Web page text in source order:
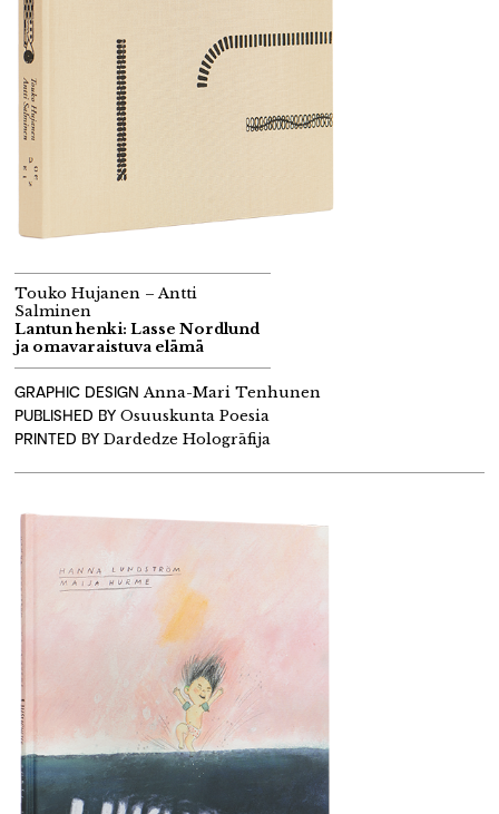
Touko Hujanen – Antti
Salminen
Lantun henki: Lasse Nordlund
ja omavaraistuva elämä
GRAPHIC DESIGN Anna-Mari Tenhunen
PUBLISHED BY Osuuskunta Poesia
PRINTED BY Dardedze Hologrāfija